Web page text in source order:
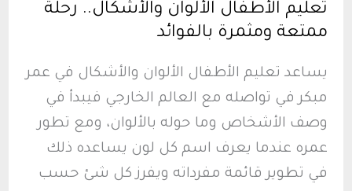
للفهم
والعلاج
تعليم الأطفال الألوان والأشكال.. رحلة
ممتعة ومثمرة بالفوائد
يساعد تعليم الأطفال الألوان والأشكال في عمر
مبكر في تواصله مع العالم الخارجي فيبدأ في
وصف الأشخاص وما حوله بالألوان، ومع تطور
عمره عندما يعرف اسم كل لون يساعده ذلك
في تطوير قائمة مفرداته ويفرز كل شئ حسب